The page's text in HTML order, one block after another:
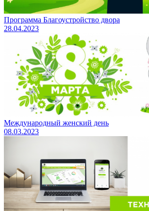
Программа Благоустройство двора
28.04.2023
Международный женский день
08.03.2023